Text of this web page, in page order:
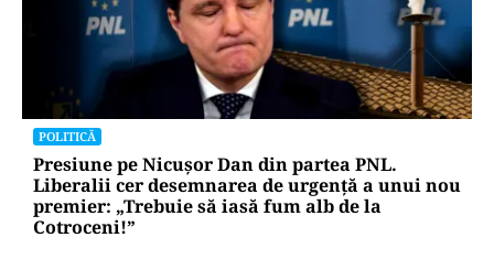
POLITICĂ
Presiune pe Nicușor Dan din partea PNL.
Liberalii cer desemnarea de urgență a unui nou
premier: „Trebuie să iasă fum alb de la
Cotroceni!”